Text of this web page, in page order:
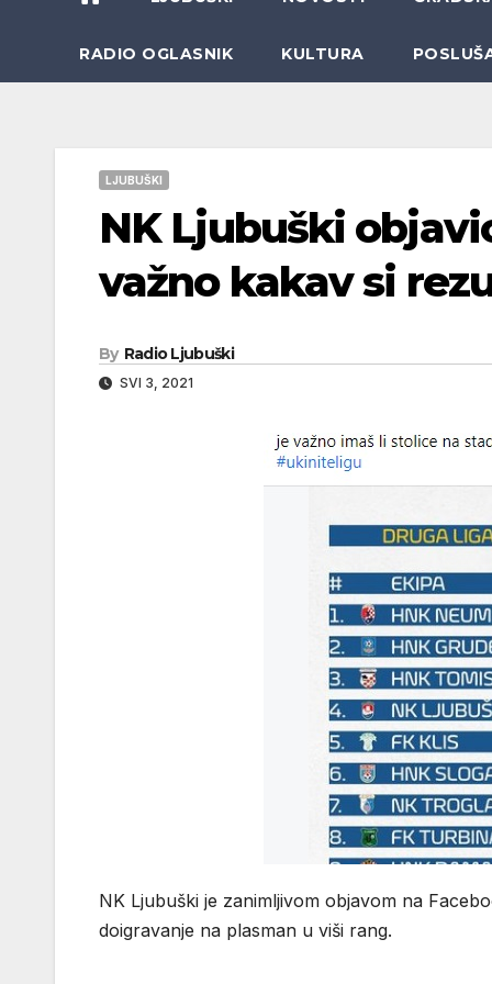
RADIO OGLASNIK KULTURA
LJUBUŠKI
NK Ljubuški
važno kakav si
By Radio Ljubuški
SVI 3, 2021
NK Ljubuški je zanimljivom objavom na
doigravanje na plasman u viši rang.